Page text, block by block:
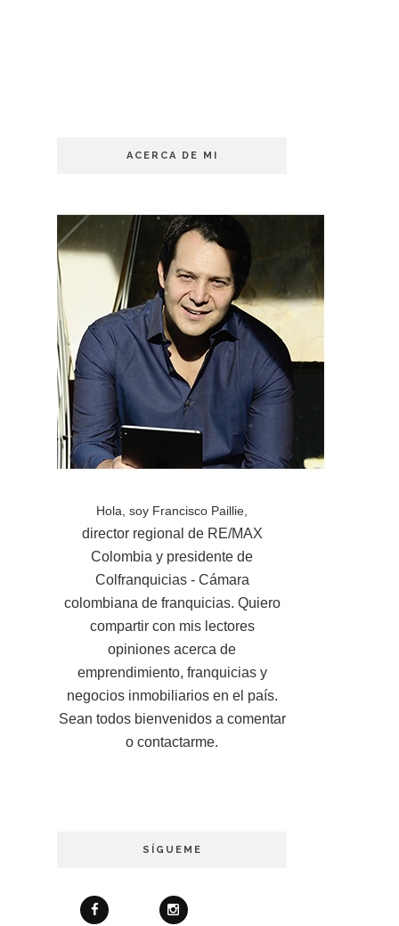
ACERCA DE MI
Hola, soy Francisco Paillie,
director regional de RE/MAX
Colombia y presidente de
Colfranquicias - Cámara
colombiana de franquicias. Quiero
compartir con mis lectores
opiniones acerca de
emprendimiento, franquicias y
negocios inmobiliarios en el país.
Sean todos bienvenidos a comentar
o contactarme.
SÍGUEME